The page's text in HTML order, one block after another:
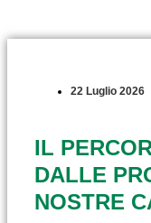
22 Luglio 2026
IL
DALLE
NOSTRE